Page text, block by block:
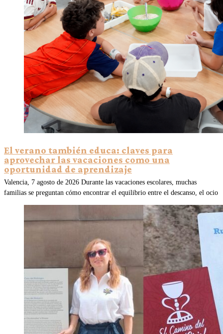
El verano también educa: claves para
aprovechar las vacaciones como una
oportunidad de aprendizaje
Valencia, 7 agosto de 2026 Durante las vacaciones escolares, muchas
familias se preguntan cómo encontrar el equilibrio entre el descanso, el ocio